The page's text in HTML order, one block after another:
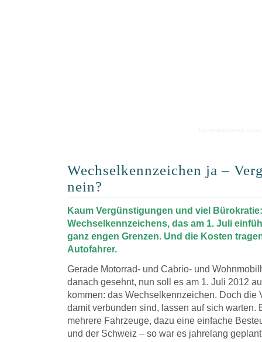
Wechselkennzeichen ja –
nein?
Kaum Vergünstigungen und viel
Wechselkennzeichens, das am 1. Juli
ganz engen Grenzen. Und die Kosten
Autofahrer.
Gerade Motorrad- und Cabrio- und
danach gesehnt, nun soll es am 1. Juli 2012
kommen: das Wechselkennzeichen. Doch die
damit verbunden sind, lassen auf sich warten.
mehrere Fahrzeuge, dazu eine einfache
und der Schweiz – so war es jahrelang